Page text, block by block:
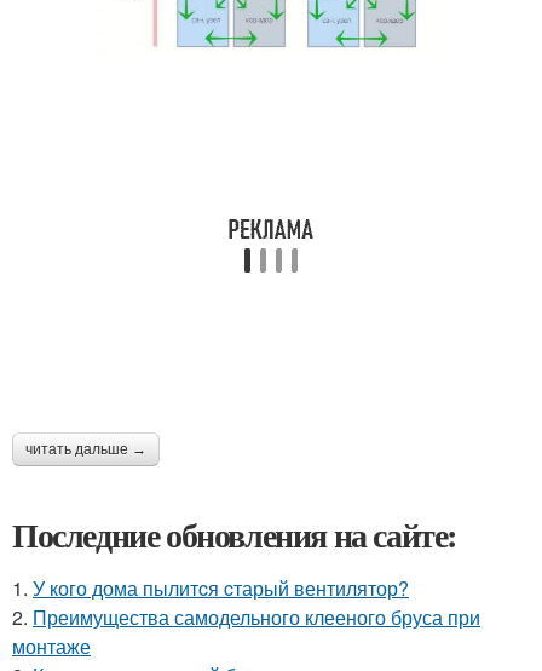
читать дальше →
Последние обновления на сайте:
1. У кого дома пылитcя cтарый вентилятор?
2. Преимущества самодельного клееного бруса при
монтаже